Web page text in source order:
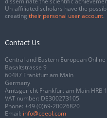
Un-affiliated scholars have the
creating their personal user account.
Contact Us
Central and Eastern European
Basaltstrasse 9
60487 Frankfurt am Main
Germany
Amtsgericht Frankfurt am Main HRB
VAT number: DE300273105
Phone: +49 (0)69-20026820
Email: info@ceeol.com